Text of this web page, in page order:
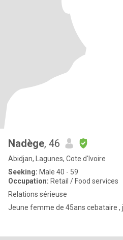
Nadège, 46
Abidjan, Lagunes, Cote d'Ivoire
Seeking: Male 40 - 59
Occupation: Retail / Food services
Relations sérieuse
Jeune femme de 45ans cebataire ,